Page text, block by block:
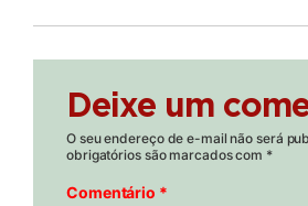
Deixe um
O seu endereço de e-mail não será
obrigatórios são marcados com *
Comentário *